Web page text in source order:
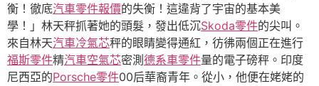
衡！徹底汽車零件報價的失衡！這違背了宇宙的基本美
學！」林天秤抓著她的頭髮，發出低沉Skoda零件的尖叫。
來自林天汽車冷氣芯秤的眼睛變得通紅，彷彿兩個正在進行
福斯零件精汽車空氣芯密測 德系車零件量的電子磅秤。印度
尼西亞的Porsche零件00后華裔青年。從小，他便在姥姥的